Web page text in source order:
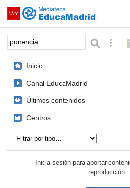
Saltar navegación
Palabra o frase:
Inicio
Canal EducaMadrid
Últimos contenidos
Centros
Inicia sesión para aportar
reproducción...